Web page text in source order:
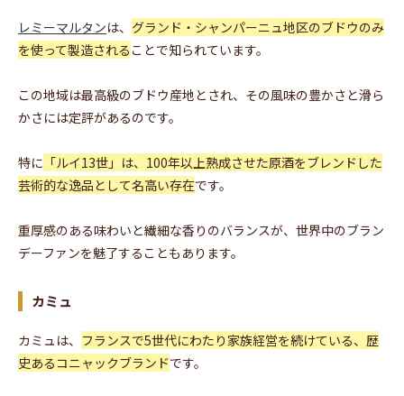
レミーマルタンは、 グランド・シャンパーニュ地区のブドウのみ
を使って製造される ことで知られています。
この地域は最高級のブドウ産地とされ、その風味の豊かさと滑ら
かさには定評があるのです。
特に 「ルイ13世」は、100年以上熟成させた原酒をブレンドした
芸術的な逸品として名高い存在です。
重厚感のある味わいと繊細な香りのバランスが、世界中のブラン
デーファンを魅了することもあります。
カミュ
カミュは、 フランスで5世代にわたり家族経営を続けている、歴
史あるコニャックブランドです。